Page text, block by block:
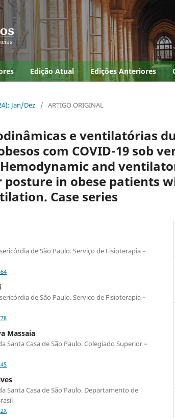
Edição Atual Edições Anteriores
Jan/Dez / ARTIGO ORIGINAL
e ventilatórias
com COVID-19 sob
Hemodynamic and
in obese patients
Case series
de São Paulo. Serviço de Fisioterapia –
de São Paulo. Serviço de Fisioterapia –
Massaia
Santa Casa de São Paulo. Colegiado Superior –
Santa Casa de São Paulo. Departamento de